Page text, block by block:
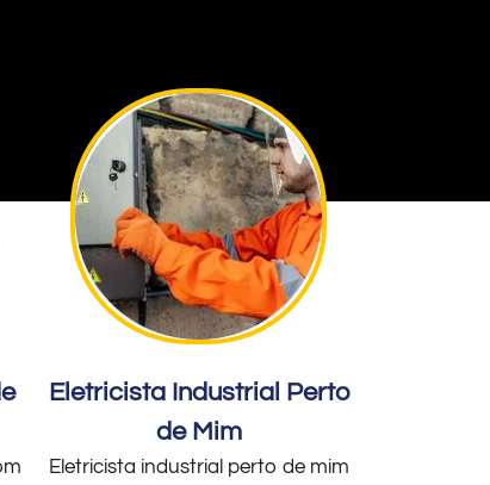
Eletricista Industrial Perto
de Mim
Eletricista industrial perto de mim